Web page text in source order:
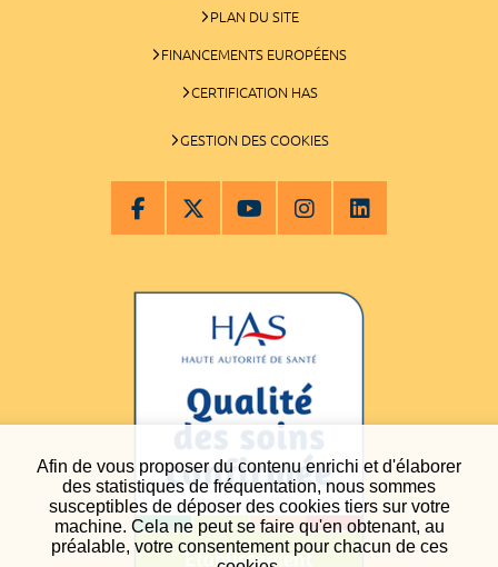
Afin de vous proposer du contenu enrichi et d'élaborer
des statistiques de fréquentation, nous sommes
susceptibles de déposer des cookies tiers sur votre
machine. Cela ne peut se faire qu'en obtenant, au
préalable, votre consentement pour chacun de ces
PLAN DU SITE
FINANCEMENTS EUROPÉENS
CERTIFICATION HAS
GESTION DES COOKIES